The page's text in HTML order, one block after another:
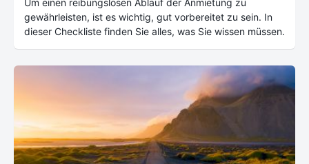
gewährleisten, ist es wichtig, gut vorbereitet zu sein. In
dieser Checkliste finden Sie alles, was Sie wissen müssen.